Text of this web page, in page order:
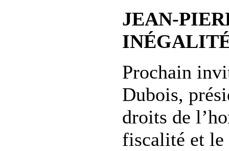
JEAN-
Prochain
Dubois,
droits de
fiscalité et le